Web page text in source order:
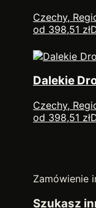
Czechy,
od 398,51 zł
Dalekie
Czechy,
od 398,51 zł
Zamówienie
Szukasz